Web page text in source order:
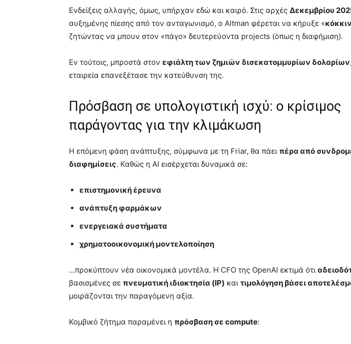
Ενδείξεις αλλαγής, όμως, υπήρχαν εδώ και καιρό. Στις αρχές Δεκεμβρίου
αυξημένης πίεσης από τον ανταγωνισμό, ο Altman φέρεται να κήρυξε «
ζητώντας να μπουν στον «πάγο» δευτερεύοντα projects (όπως η διαφήμιση).
Εν τούτοις, μπροστά στον εφιάλτη των ζημιών δισεκατομμυρίων δολαρίων
εταιρεία επανεξέτασε την κατεύθυνση της.
Πρόσβαση σε υπολογιστική ισχύ: ο κρίσιμος
παράγοντας για την κλιμάκωση
Η επόμενη φάση ανάπτυξης, σύμφωνα με τη Friar, θα πάει πέρα από
διαφημίσεις. Καθώς η AI εισέρχεται δυναμικά σε:
επιστημονική έρευνα
ανάπτυξη φαρμάκων
ενεργειακά συστήματα
χρηματοοικονομική μοντελοποίηση
…προκύπτουν νέα οικονομικά μοντέλα. Η CFO της OpenAI εκτιμά ότι
βασισμένες σε πνευματική ιδιοκτησία (IP) και τιμολόγηση βάσει
μοιράζονται την παραγόμενη αξία.
Κομβικό ζήτημα παραμένει η πρόσβαση σε compute: